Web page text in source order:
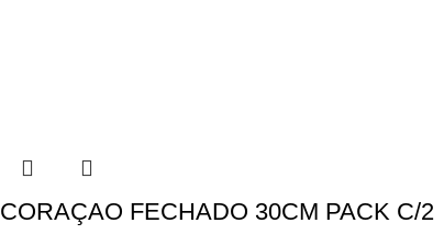
CORAÇAO FECHADO 30CM PACK C/2